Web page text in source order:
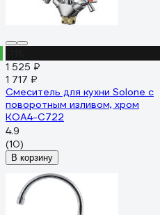
1 525 ₽
1 717 ₽
Смеситель для кухни Solone с
поворотным изливом, хром
KOA4-C722
4.9
(10)
В корзину